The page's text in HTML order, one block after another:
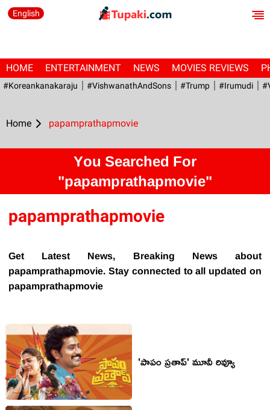
English
HOME ENTERTAINMENT NEWS MOVIES REVIEWS
#Koreankanakaraju #VishwanathAndSons #Trump #irumudi
Home papamprathapmovie
You Searched For
"papamprathapmovie"
papamprathapmovie
Get Latest News, Breaking News about
papamprathapmovie. Stay connected to all updated on
papamprathapmovie
'పాపం ప్రతాప్' మూవీ రివ్యూ